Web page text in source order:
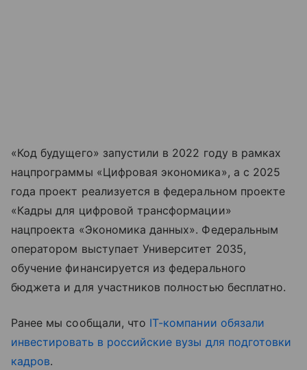
«Код будущего» запустили в 2022 году в рамках
нацпрограммы «Цифровая экономика», а с 2025
года проект реализуется в федеральном проекте
«Кадры для цифровой трансформации»
нацпроекта «Экономика данных». Федеральным
оператором выступает Университет 2035,
обучение финансируется из федерального
бюджета и для участников полностью бесплатно.
Ранее мы сообщали, что IT-компании обязали
инвестировать в российские вузы для подготовки
кадров.